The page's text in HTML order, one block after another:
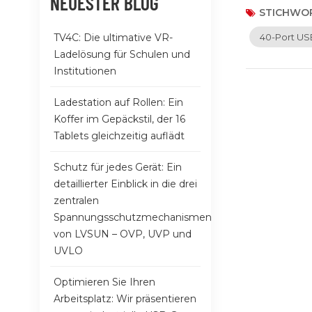
Kinderspiel
Rätselraten
und40-Port
TV4C: Die ultimative VR-
Ladelösung für Schulen und
Institutionen
Ladestation auf Rollen: Ein
Koffer im Gepäckstil, der 16
Tablets gleichzeitig auflädt
Schutz für jedes Gerät: Ein
detaillierter Einblick in die drei
zentralen
Spannungsschutzmechanismen
von LVSUN – OVP, UVP und
UVLO
Optimieren Sie Ihren
Arbeitsplatz: Wir präsentieren